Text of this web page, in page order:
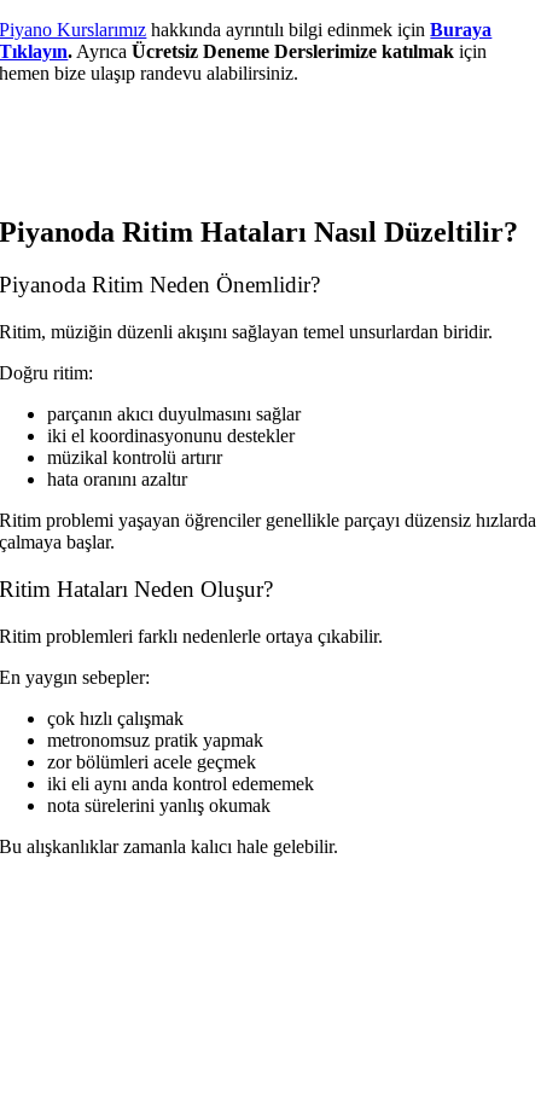
Piyano Kurslarımız hakkında ayrıntılı bilgi edinmek içinBuraya
Tıklayın. AyrıcaÜcretsiz Deneme Derslerimize katılmak için
hemen bize ulaşıp randevu alabilirsiniz.
Piyanoda Ritim Hataları Nasıl Düzeltilir?
Piyanoda Ritim Neden Önemlidir?
Ritim, müziğin düzenli akışını sağlayan temel unsurlardan biridir.
Doğru ritim:
parçanın akıcı duyulmasını sağlar
iki el koordinasyonunu destekler
müzikal kontrolü artırır
hata oranını azaltır
Ritim problemi yaşayan öğrenciler genellikle parçayı düzensiz hızlarda
çalmaya başlar.
Ritim Hataları Neden Oluşur?
Ritim problemleri farklı nedenlerle ortaya çıkabilir.
En yaygın sebepler:
çok hızlı çalışmak
metronomsuz pratik yapmak
zor bölümleri acele geçmek
iki eli aynı anda kontrol edememek
nota sürelerini yanlış okumak
Bu alışkanlıklar zamanla kalıcı hale gelebilir.